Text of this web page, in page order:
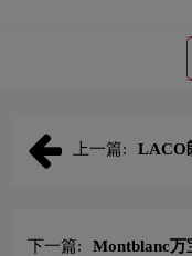
上一篇:
LACO
下一篇:
Montblanc万